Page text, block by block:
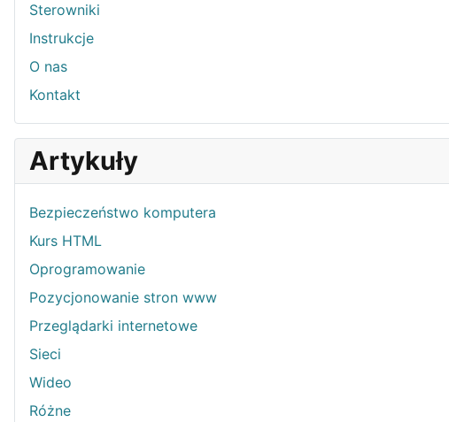
Sterowniki
Instrukcje
O nas
Kontakt
Artykuły
Bezpieczeństwo komputera
Kurs HTML
Oprogramowanie
Pozycjonowanie stron www
Przeglądarki internetowe
Sieci
Wideo
Różne